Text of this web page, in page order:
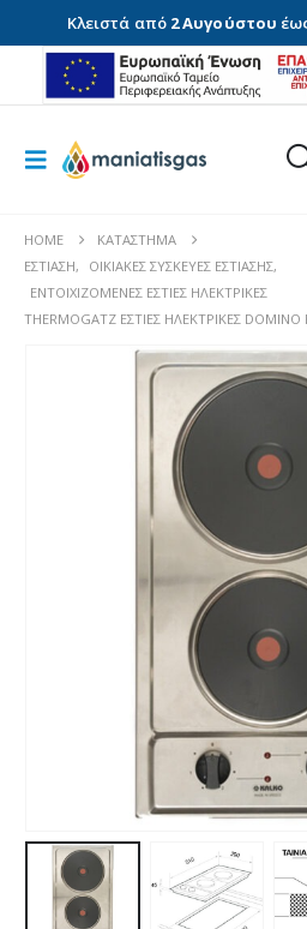
Κλειστά από 2 Αυγούστου
HOME
ΚΑΤΆΣΤΗΜΑ
ΕΣΤΊΑΣΗ, ΟΙΚΙΑΚΈΣ ΣΥΣΚΕΥΈΣ ΕΣΤΊΑΣΗΣ,
ΕΝΤΟΙΧΙΖΌΜΕΝΕΣ ΕΣΤΊΕΣ ΗΛΕΚΤΡΙΚΈΣ
THERMOGATZ ΕΣΤΙΕΣ ΗΛΕΚΤΡΙΚΕΣ DOMINO